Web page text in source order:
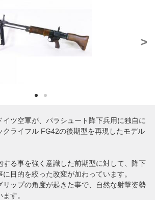
>
ツ空軍が、パラシュート降下兵用に独自に
クライフル FG42の後期型を再現したモデル
する事を強く意識した前期型に対して、降下
目的を絞った改変が加わっています。
リップの角度が起きた事で、自然な射撃姿勢
す。